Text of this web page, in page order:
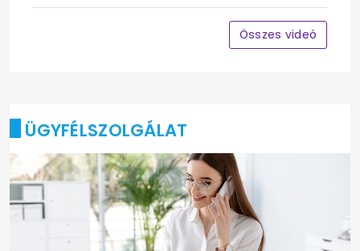
Összes videó
ÜGYFÉLSZOLGÁLAT